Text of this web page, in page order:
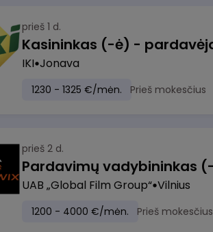
prieš 1 d.
IKI Jonava
1230 - 1325 €/mėn. Prieš mokesčius
prieš 2 d.
UAB „Global Film Group“ Vilnius
1200 - 4000 €/mėn. Prieš mokesčius